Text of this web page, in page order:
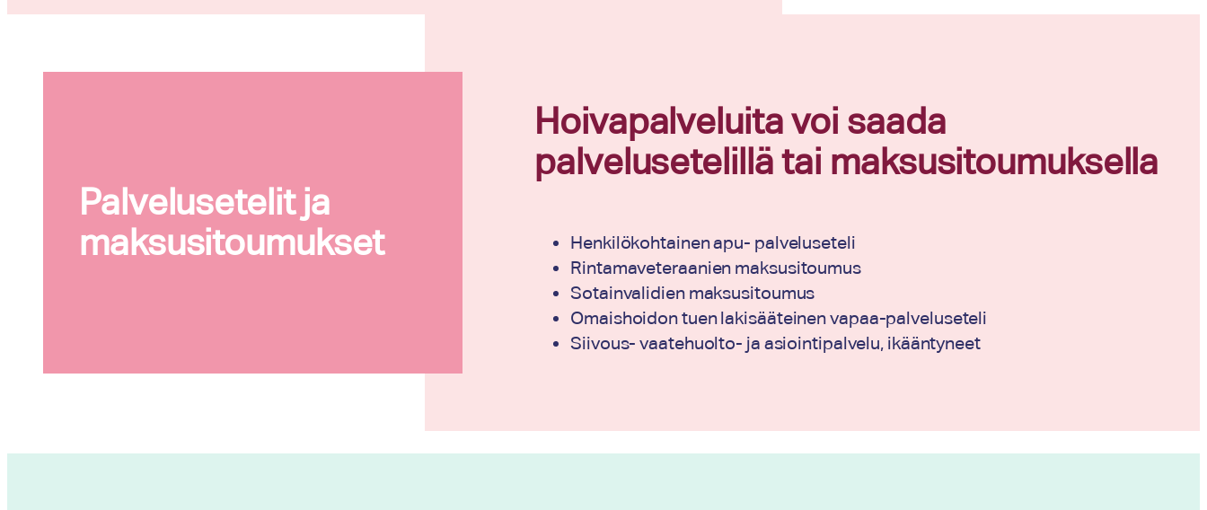
Palvelusetelit ja
maksusitoumukset
Hoivapalveluita voi saada
palvelusetelillä tai maksusitoumuksella
Henkilökohtainen apu- palveluseteli
Rintamaveteraanien maksusitoumus
Sotainvalidien maksusitoumus
Omaishoidon tuen lakisääteinen vapaa-palveluseteli
Siivous- vaatehuolto- ja asiointipalvelu, ikääntyneet